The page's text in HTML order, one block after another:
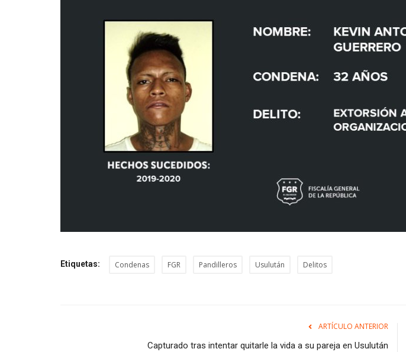
Etiquetas: Condenas FGR Pandilleros Usulután Delitos
ARTÍCULO ANTERIOR
Capturado tras intentar quitarle la vida a su pareja en Usulután